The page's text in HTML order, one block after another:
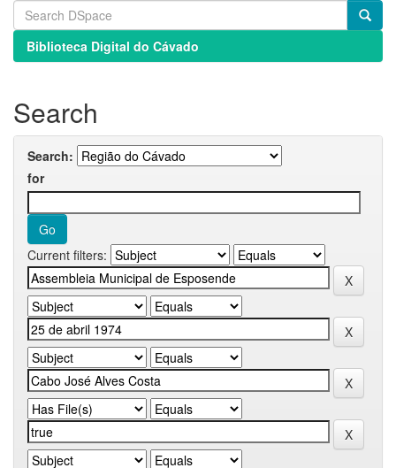
Biblioteca Digital do Cávado
Search
Search:
for
Current filters: